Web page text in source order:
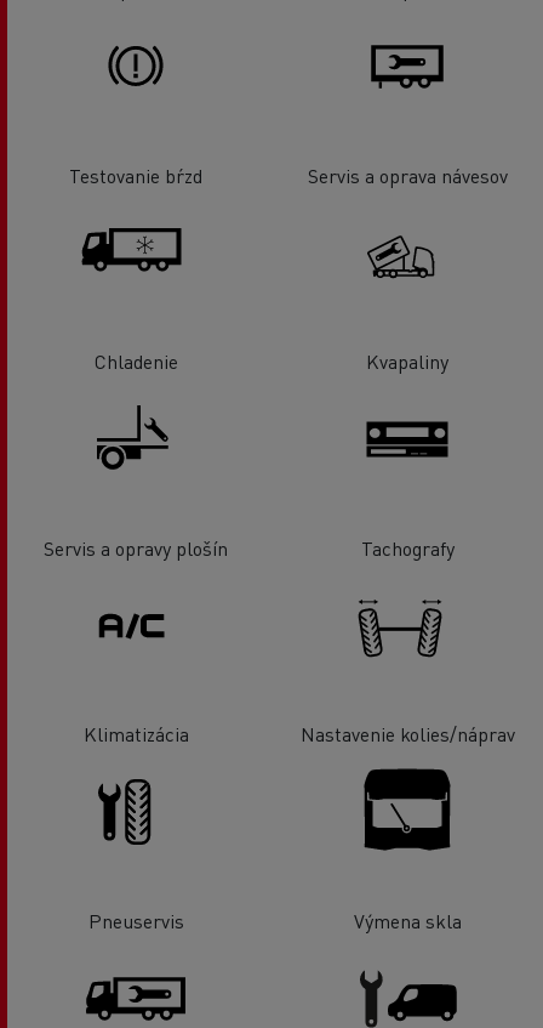
Testovanie bŕzd Servis a oprava návesov
Chladenie Kvapaliny
Servis a opravy plošín Tachografy
Klimatizácia Nastavenie kolies/náprav
Pneuservis Výmena skla